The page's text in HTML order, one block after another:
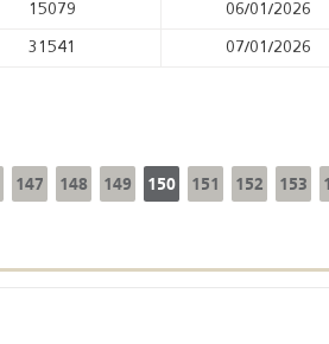
15079 06/01/2026
31541 07/01/2026
147 148 149 150 151 152 153